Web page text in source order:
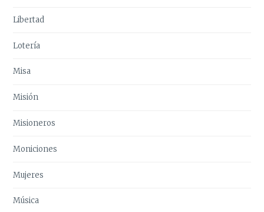
Libertad
Lotería
Misa
Misión
Misioneros
Moniciones
Mujeres
Música